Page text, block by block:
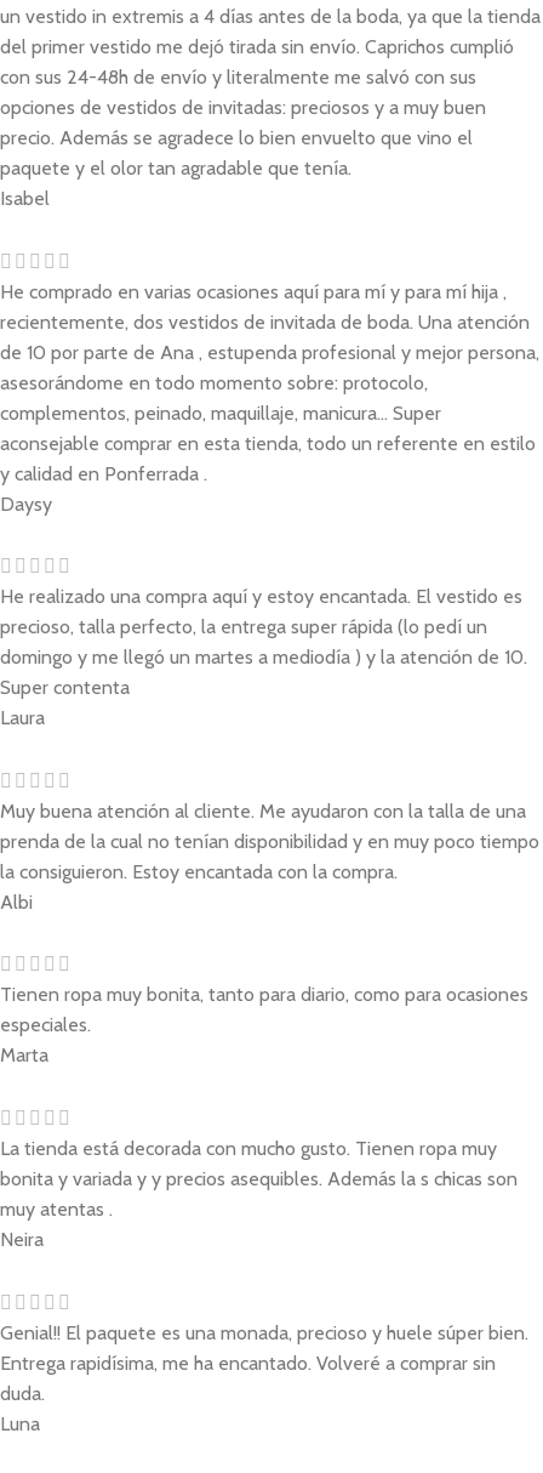
un vestido in extremis a 4 días antes de la boda, ya que la tienda
del primer vestido me dejó tirada sin envío. Caprichos cumplió
con sus 24-48h de envío y literalmente me salvó con sus
opciones de vestidos de invitadas: preciosos y a muy buen
precio. Además se agradece lo bien envuelto que vino el
paquete y el olor tan agradable que tenía.
Isabel
He comprado en varias ocasiones aquí para mí y para mí hija ,
recientemente, dos vestidos de invitada de boda. Una atención
de 10 por parte de Ana , estupenda profesional y mejor persona,
asesorándome en todo momento sobre: protocolo,
complementos, peinado, maquillaje, manicura... Super
aconsejable comprar en esta tienda, todo un referente en estilo
y calidad en Ponferrada .
Daysy
He realizado una compra aquí y estoy encantada. El vestido es
precioso, talla perfecto, la entrega super rápida (lo pedí un
domingo y me llegó un martes a mediodía ) y la atención de 10.
Super contenta
Laura
Muy buena atención al cliente. Me ayudaron con la talla de una
prenda de la cual no tenían disponibilidad y en muy poco tiempo
la consiguieron. Estoy encantada con la compra.
Albi
Tienen ropa muy bonita, tanto para diario, como para ocasiones
especiales.
Marta
La tienda está decorada con mucho gusto. Tienen ropa muy
bonita y variada y y precios asequibles. Además la s chicas son
muy atentas .
Neira
Genial!! El paquete es una monada, precioso y huele súper bien.
Entrega rapidísima, me ha encantado. Volveré a comprar sin
duda.
Luna